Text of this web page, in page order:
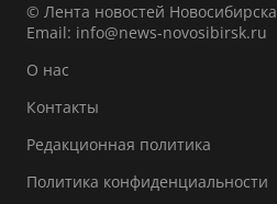
© Лента новостей Новосибирска
Email: info@news-novosibirsk.ru
О нас
Контакты
Редакционная политика
Политика конфиденциальности